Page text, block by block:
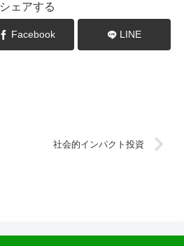
シェアする
Facebook LINE
社会的インパクト投資